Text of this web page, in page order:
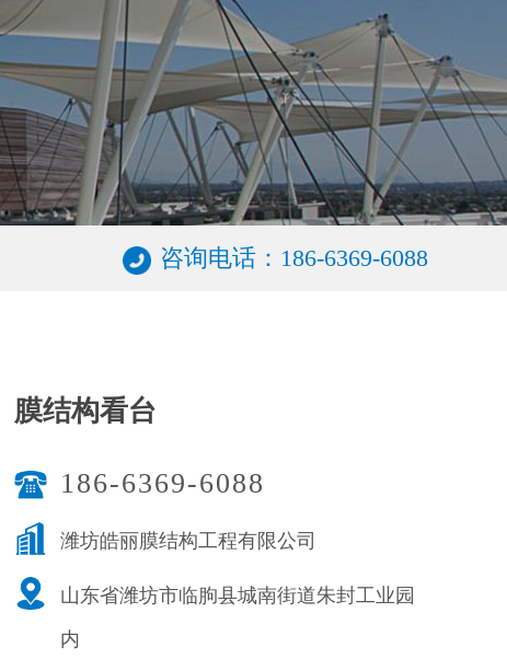
咨询电话：186-6369-6088
膜结构看台
186-6369-6088
潍坊皓丽膜结构工程有限公司
山东省潍坊市临朐县城南街道朱封工业园
内